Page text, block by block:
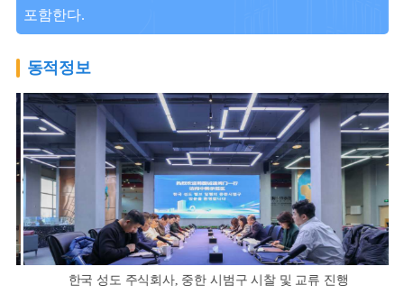
포함한다.
동적정보
한국 성도 주식회사, 중한 시범구 시찰 및 교류 진행